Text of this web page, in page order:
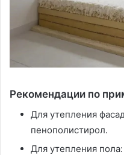
Рекомендации по
Для утепления
пенополистирол․
Для утепления